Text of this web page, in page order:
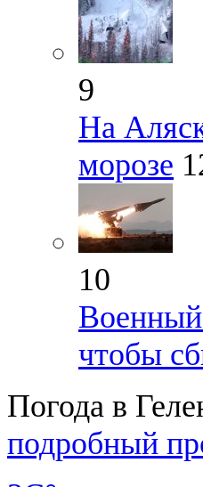
9
На
морозе
10
чтобы
Погода в
подробный